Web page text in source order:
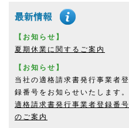
【お知らせ】
夏期休業に関するご案内
【お知らせ】
当社の適格請求書発行事業者登
録番号をお知らせいたします。
適格請求書発行事業者登録番号
のご案内